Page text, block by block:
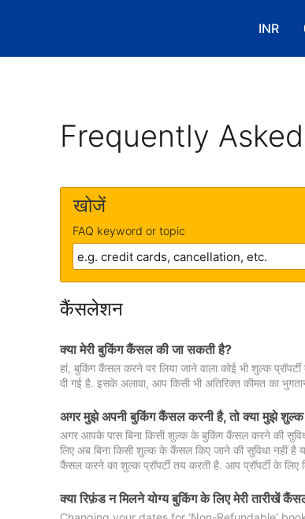
INR
अपनी
Frequently
खोजें
FAQ keyword or topic
कैंसलेशन
क्या मेरी बुकिंग कैंसल की जा सकती है?
हां, बुकिंग कैंसल करने पर लिया जाने वाला कोई भी शुल्क
दी गई है. इसके अलावा, आप किसी भी अतिरिक्त कीमत का
अगर मुझे अपनी बुकिंग कैंसल करनी है, तो क्या मुझे शुल्क
अगर आपके पास बिना किसी शुल्क के बुकिंग कैंसल करने की
लिए अब बिना किसी शुल्क के कैंसल किए जाने की सुविधा नहीं
कैंसल करने का शुल्क प्रॉपर्टी तय करती है. आप प्रॉपर्टी के लिए
क्या रिफ़ंड न मिलने योग्य बुकिंग के लिए मेरी तारीखें